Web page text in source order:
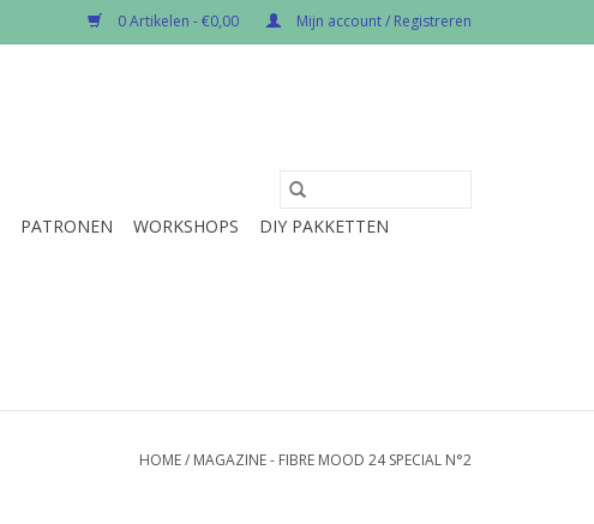
0 Artikelen - €0,00 Mijn account / Registreren
PATRONEN WORKSHOPS
DIY PAKKETTEN
HOME/ MAGAZINE - FIBRE MOOD 24 SPECIAL N°2